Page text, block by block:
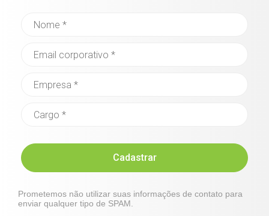
Cadastrar
Prometemos não utilizar suas informações de contato para
enviar qualquer tipo de SPAM.